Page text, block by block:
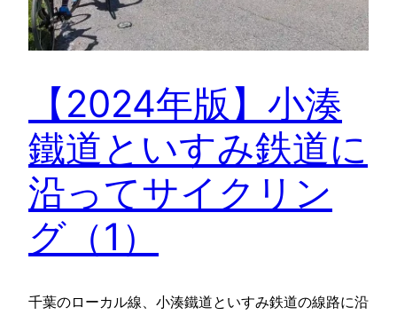
【2024年版】小湊
鐵道といすみ鉄道に
沿ってサイクリン
グ（1）
千葉のローカル線、小湊鐵道といすみ鉄道の線路に沿